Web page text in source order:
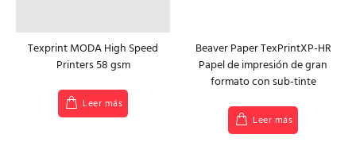
Texprint MODA High Speed
Printers 58 gsm
Leer más
Beaver Paper TexPrintXP-HR
Papel de impresión de gran
formato con sub-tinte
Leer más